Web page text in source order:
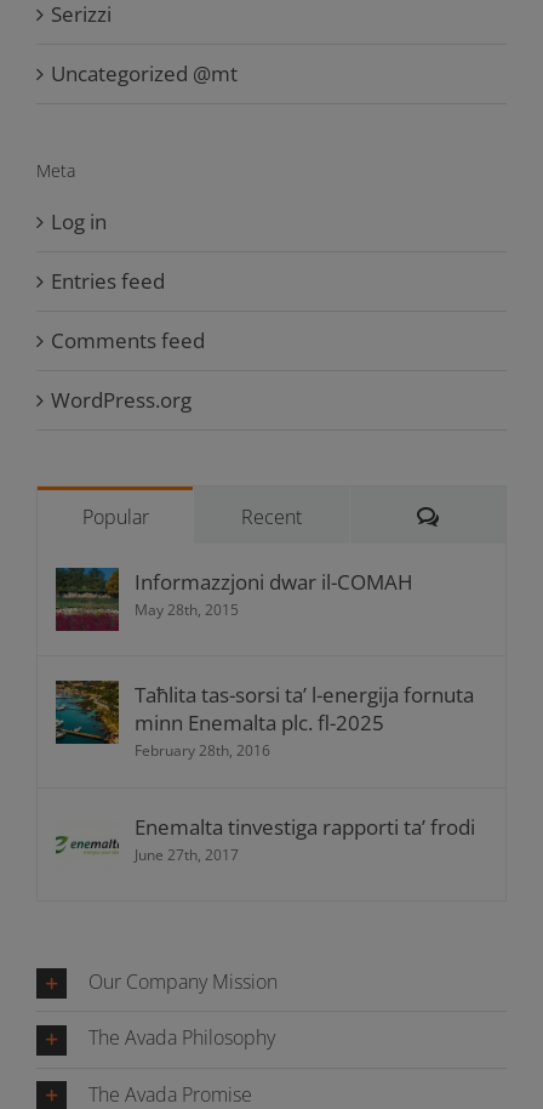
Serizzi
Uncategorized @mt
Meta
Log in
Entries feed
Comments feed
WordPress.org
Popular Recent Comments
Informazzjoni dwar il-COMAH
May 28th, 2015
Taħlita tas-sorsi ta’ l-energija fornuta
minn Enemalta plc. fl-2025
February 28th, 2016
Enemalta tinvestiga rapporti ta’ frodi
June 27th, 2017
Our Company Mission
The Avada Philosophy
The Avada Promise